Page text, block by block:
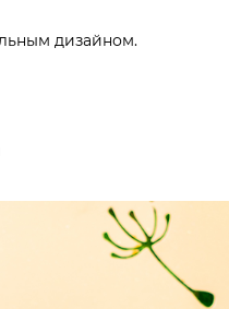
дизайном.